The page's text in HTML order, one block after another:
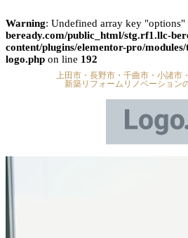
Warning: Undefined array key "options"
beready.com/public_html/stg.rf1.llc-
content/plugins/elementor-pro/
logo.php on line 192
上田市・長野市・千曲市・小諸市
新築リフォームリノベーション